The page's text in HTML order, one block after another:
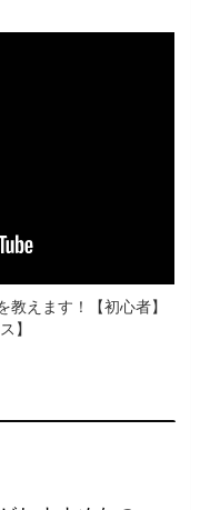
教えます！【初心者】
】